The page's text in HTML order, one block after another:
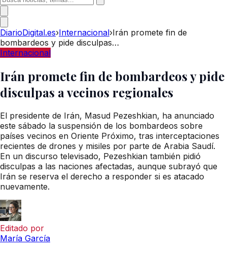
DiarioDigital.es›Internacional›Irán promete fin de
bombardeos y pide disculpas…
Internacional
Irán promete fin de bombardeos y pide
disculpas a vecinos regionales
El presidente de Irán, Masud Pezeshkian, ha anunciado
este sábado la suspensión de los bombardeos sobre
países vecinos en Oriente Próximo, tras interceptaciones
recientes de drones y misiles por parte de Arabia Saudí.
En un discurso televisado, Pezeshkian también pidió
disculpas a las naciones afectadas, aunque subrayó que
Irán se reserva el derecho a responder si es atacado
nuevamente.
Editado por
María García